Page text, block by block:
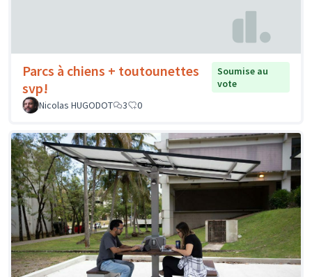
Parcs à chiens + toutounettes
svp!
Soumise au
vote
Nicolas HUGODOT
3 0